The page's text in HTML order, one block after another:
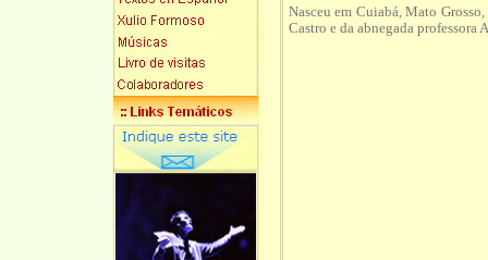
Nasceu em Cuiabá, Mato
Castro e da abnegada professora